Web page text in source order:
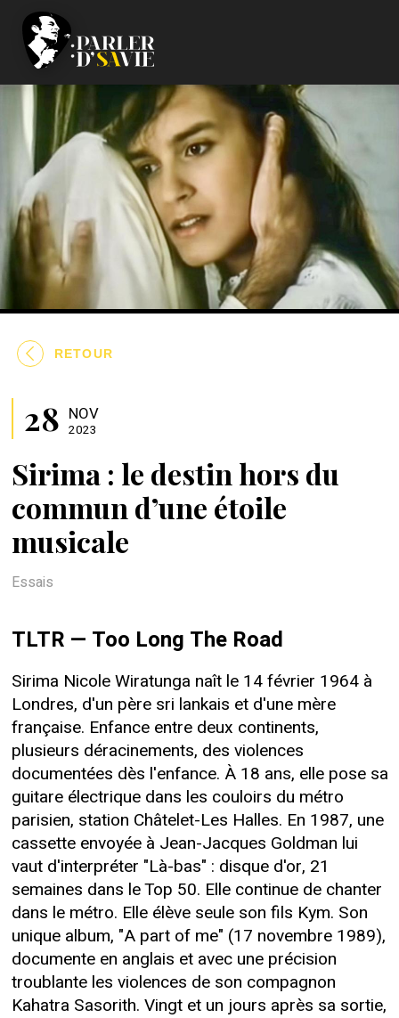
RETOUR
Sirima : le destin hors du
commun d’une étoile
musicale
28 NOV
2023
Essais
TLTR — Too Long The Road
Sirima Nicole Wiratunga naît le 14 février 1964 à
Londres, d'un père sri lankais et d'une mère
française. Enfance entre deux continents,
plusieurs déracinements, des violences
documentées dès l'enfance. À 18 ans, elle pose sa
guitare électrique dans les couloirs du métro
parisien, station Châtelet-Les Halles. En 1987, une
cassette envoyée à Jean-Jacques Goldman lui
vaut d'interpréter "Là-bas" : disque d'or, 21
semaines dans le Top 50. Elle continue de chanter
dans le métro. Elle élève seule son fils Kym. Son
unique album, "A part of me" (17 novembre 1989),
documente en anglais et avec une précision
troublante les violences de son compagnon
Kahatra Sasorith. Vingt et un jours après sa sortie,